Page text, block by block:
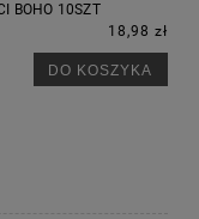
BOHO 10SZT
18,98 zł
DO KOSZYKA